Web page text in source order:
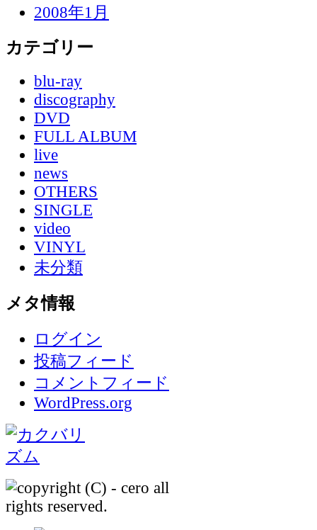
2008年1月
カテゴリー
blu-ray
discography
DVD
FULL ALBUM
live
news
OTHERS
SINGLE
video
VINYL
未分類
メタ情報
ログイン
投稿フィード
コメントフィード
WordPress.org